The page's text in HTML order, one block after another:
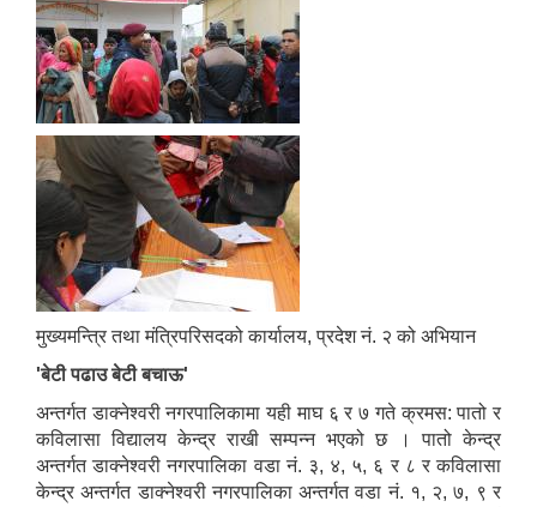
मुख्यमन्त्रि तथा मंत्रिपरिसदको कार्यालय, प्रदेश नं. २ को अभियान
'बेटी पढाउ बेटी बचाऊ'
अन्तर्गत डाक्नेश्वरी नगरपालिकामा यही माघ ६ र ७ गते क्रमस: पातो र
कविलासा विद्यालय केन्द्र राखी सम्पन्न भएको छ । पातो केन्द्र
अन्तर्गत डाक्नेश्वरी नगरपालिका वडा नं. ३, ४, ५, ६ र ८ र कविलासा
केन्द्र अन्तर्गत डाक्नेश्वरी नगरपालिका अन्तर्गत वडा नं. १, २, ७, ९ र